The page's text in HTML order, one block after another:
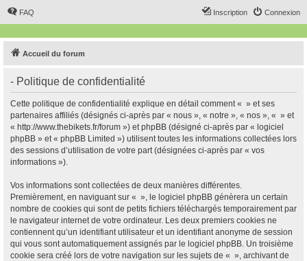
FAQ Connexion
Inscription
Accueil du forum
- Politique de confidentialité
Cette politique de confidentialité explique en détail comment « » et ses
partenaires affiliés (désignés ci-après par « nous », « notre », « nos », « » et
« http://www.thebikets.fr/forum ») et phpBB (désigné ci-après par « logiciel
phpBB » et « phpBB Limited ») utilisent toutes les informations collectées lors
des sessions d’utilisation de votre part (désignées ci-après par « vos
informations »).
Vos informations sont collectées de deux manières différentes.
Premièrement, en naviguant sur « », le logiciel phpBB génèrera un certain
nombre de cookies qui sont de petits fichiers téléchargés temporairement par
le navigateur internet de votre ordinateur. Les deux premiers cookies ne
contiennent qu’un identifiant utilisateur et un identifiant anonyme de session
qui vous sont automatiquement assignés par le logiciel phpBB. Un troisième
cookie sera créé lors de votre navigation sur les sujets de « », archivant de